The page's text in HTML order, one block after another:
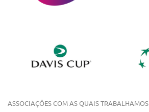
ASSOCIAÇÕES COM AS QUAIS TRABALHAMOS